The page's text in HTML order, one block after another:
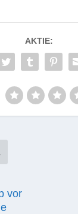
AKTIE:
vor